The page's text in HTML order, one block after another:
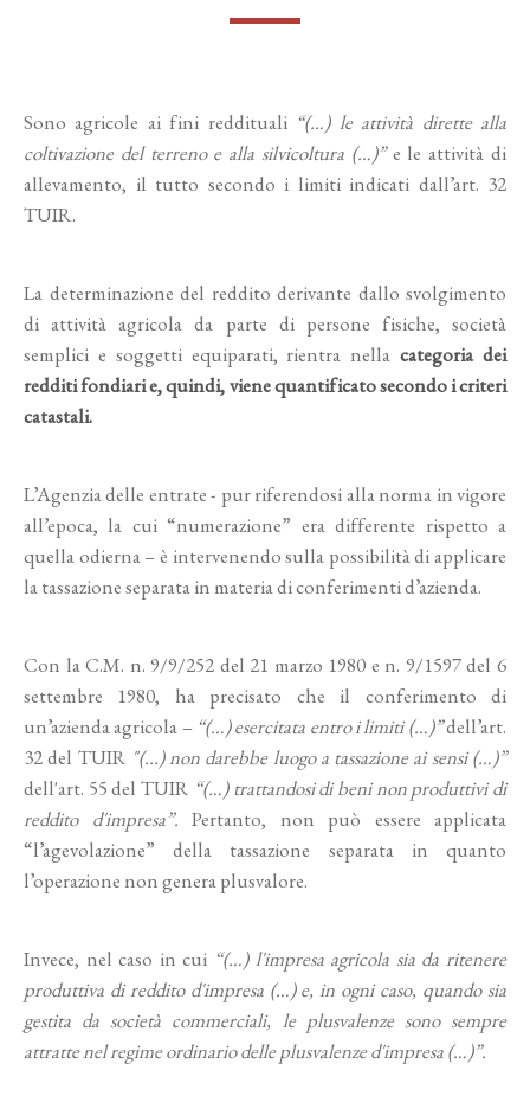
Sono agricole ai fini reddituali “(…) le attività dirette alla
coltivazione del terreno e alla silvicoltura (…)”e le attività di
allevamento, il tutto secondo i limiti indicati dall’art. 32
TUIR.
La determinazione del reddito derivante dallo svolgimento
di attività agricola da parte di persone fisiche, società
semplici e soggetti equiparati, rientra nellacategoria dei
redditi fondiari e, quindi, viene quantificato secondo i criteri
catastali.
L’Agenzia delle entrate - pur riferendosi alla norma in vigore
all’epoca, la cui “numerazione” era differente rispetto a
quella odierna – è intervenendo sulla possibilità di applicare
la tassazione separata in materia di conferimenti d’azienda.
Con la C.M. n. 9/9/252 del 21 marzo 1980 e n. 9/1597 del 6
settembre 1980, ha precisato che il conferimento di
un’azienda agricola – “(…) esercitata entro i limiti (…)”dell’art.
32 del TUIR "(...) non darebbe luogo a tassazione ai sensi (…)”
dell'art. 55 del TUIR “(…) trattandosi di beni non produttivi di
reddito d'impresa”. Pertanto, non può essere applicata
“l’agevolazione” della tassazione separata in quanto
l’operazione non genera plusvalore.
Invece, nel caso in cui “(…) l'impresa agricola sia da ritenere
produttiva di reddito d'impresa (…) e, in ogni caso, quando sia
gestita da società commerciali, le plusvalenze sono sempre
attratte nel regime ordinario delle plusvalenze d'impresa (…)”.